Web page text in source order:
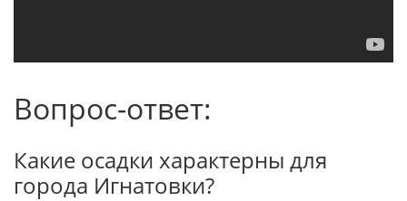
Вопрос-ответ:
Какие осадки характерны для
города Игнатовки?